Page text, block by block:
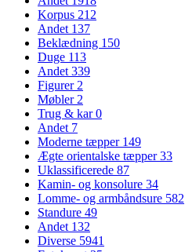
Korpus 212
Andet 137
Beklædning 150
Duge 113
Andet339
Figurer2
Møbler2
Trug & kar0
Andet 7
Moderne tæpper 149
Ægte orientalske tæpper33
Uklassificerede 87
Kamin- og konsolure 34
Lomme- og armbåndsure 582
Standure 49
Andet 132
Diverse 5941